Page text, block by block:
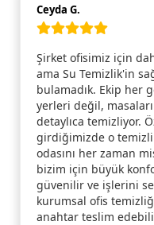
Ceyda G.
Şirket ofisimiz için
ama Su Temizlik'in
bulamadık. Ekip her
yerleri değil,
detaylıca temizliyor.
girdiğimizde o
odasını her zaman
bizim için büyük
güvenilir ve işlerini
kurumsal ofis
anahtar teslim